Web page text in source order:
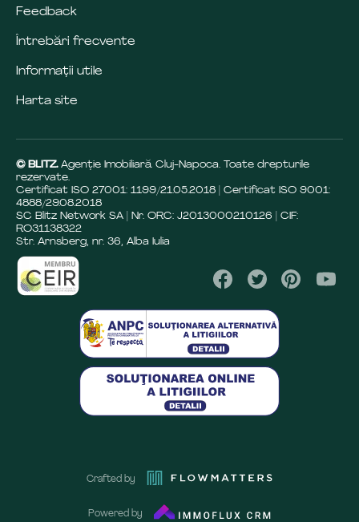
Feedback
Întrebări frecvente
Informații utile
Harta site
© BLITZ. Agenție Imobiliară Cluj-Napoca. Toate drepturile
rezervate.
Certificat ISO 27001: 1199/21.05.2018 | Certificat ISO 9001:
4888/29.08.2018
SC Blitz Network SA | Nr. ORC: J2013000210126 | CIF:
RO31138322
Str. Arnsberg, nr. 36, Alba Iulia
Crafted by
Powered by